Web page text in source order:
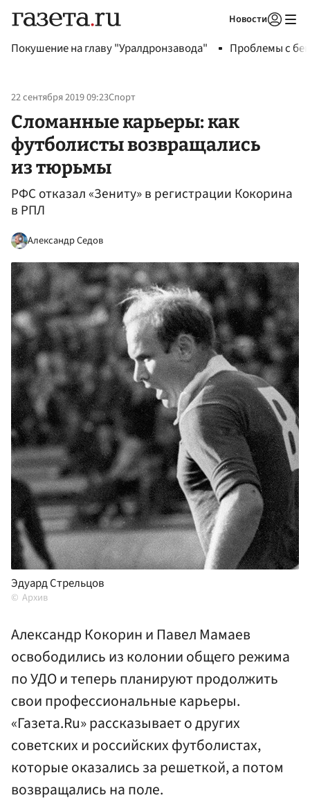
Новости
Покушение на главу "Уралдронзавода" Проблемы с
22 сентября 2019 09:23Спорт
Сломанные карьеры: как
футболисты возвращались
из тюрьмы
РФС отказал «Зениту» в регистрации Кокорина
в РПЛ
Александр Седов
Эдуард Стрельцов
Архив
Александр Кокорин и Павел Мамаев
освободились из колонии общего режима
по УДО и теперь планируют продолжить
свои профессиональные карьеры.
«Газета.Ru» рассказывает о других
советских и российских футболистах,
которые оказались за решеткой, а потом
возвращались на поле.